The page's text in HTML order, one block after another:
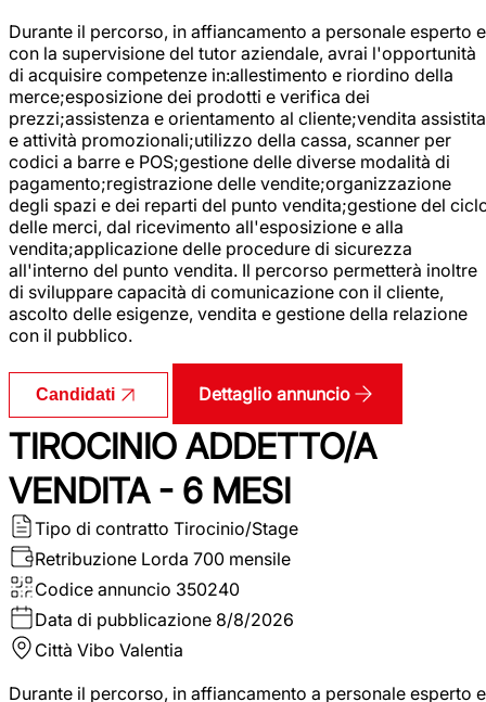
Durante il percorso, in affiancamento a personale esperto e
con la supervisione del tutor aziendale, avrai l'opportunità
di acquisire competenze in:allestimento e riordino della
merce;esposizione dei prodotti e verifica dei
prezzi;assistenza e orientamento al cliente;vendita assistita
e attività promozionali;utilizzo della cassa, scanner per
codici a barre e POS;gestione delle diverse modalità di
pagamento;registrazione delle vendite;organizzazione
degli spazi e dei reparti del punto vendita;gestione del
delle merci, dal ricevimento all'esposizione e alla
vendita;applicazione delle procedure di sicurezza
all'interno del punto vendita. Il percorso permetterà inoltre
di sviluppare capacità di comunicazione con il cliente,
ascolto delle esigenze, vendita e gestione della relazione
con il pubblico.
Candidati Dettaglio annuncio
TIROCINIO ADDETTO/A
VENDITA - 6 MESI
Tipo di contratto Tirocinio/Stage
Retribuzione Lorda 700 mensile
Codice annuncio 350240
Data di pubblicazione 8/8/2026
Città Vibo Valentia
Durante il percorso, in affiancamento a personale esperto e